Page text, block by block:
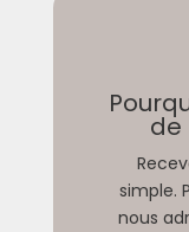
de
simple.
nous